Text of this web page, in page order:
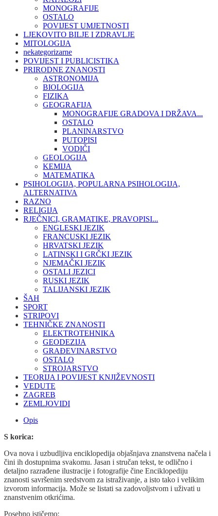
MONOGRAFIJE
OSTALO
POVIJEST UMJETNOSTI
LJEKOVITO BILJE I ZDRAVLJE
MITOLOGIJA
nekategorizarne
POVIJEST I PUBLICISTIKA
PRIRODNE ZNANOSTI
ASTRONOMIJA
BIOLOGIJA
FIZIKA
GEOGRAFIJA
MONOGRAFIJE GRADOVA I DRŽAVA...
OSTALO
PLANINARSTVO
PUTOPISI
VODIČI
GEOLOGIJA
KEMIJA
MATEMATIKA
PSIHOLOGIJA, POPULARNA PSIHOLOGIJA,
ALTERNATIVA
RAZNO
RELIGIJA
RJEČNICI, GRAMATIKE, PRAVOPISI...
ENGLESKI JEZIK
FRANCUSKI JEZIK
HRVATSKI JEZIK
LATINSKI I GRČKI JEZIK
NJEMAČKI JEZIK
OSTALI JEZICI
RUSKI JEZIK
TALIJANSKI JEZIK
ŠAH
SPORT
STRIPOVI
TEHNIČKE ZNANOSTI
ELEKTROTEHNIKA
GEODEZIJA
GRAĐEVINARSTVO
OSTALO
STROJARSTVO
TEORIJA I POVIJEST KNJIŽEVNOSTI
VEDUTE
ZAGREB
ZEMLJOVIDI
Opis
S korica:
Ova nova i uzbudljiva enciklopedija objašnjava znanstvena načela i
čini ih dostupnima svakomu. Jasan i stručan tekst, te odlično i
detaljno razrađene ilustracije i fotografije čine Enciklopediju
znanosti savršenim sredstvom za istraživanje, a isto tako i velikim
izvorom informacija. Može se listati sa zadovoljstvom i uživati u
znanstvenim otkrićima.
Posebno ističemo: